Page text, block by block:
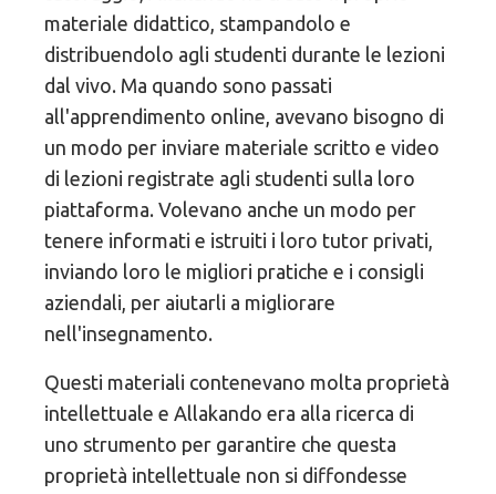
materiale didattico, stampandolo e
distribuendolo agli studenti durante le lezioni
dal vivo. Ma quando sono passati
all'apprendimento online, avevano bisogno di
un modo per inviare materiale scritto e video
di lezioni registrate agli studenti sulla loro
piattaforma. Volevano anche un modo per
tenere informati e istruiti i loro tutor privati,
inviando loro le migliori pratiche e i consigli
aziendali, per aiutarli a migliorare
nell'insegnamento.
Questi materiali contenevano molta proprietà
intellettuale e Allakando era alla ricerca di
uno strumento per garantire che questa
proprietà intellettuale non si diffondesse